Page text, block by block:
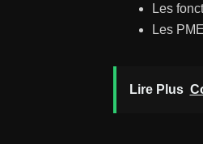
Les
Les
Lire Plus